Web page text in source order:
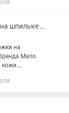
Женские босоножки на шпильке Mario Bologna (оригинал, Италия) р-р 38
на
Mario
кожи.
золотые.